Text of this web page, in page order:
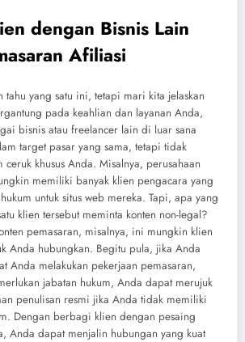
dengan Bisnis Lain
Afiliasi
yang satu ini, tetapi mari kita jelaskan
pada keahlian dan layanan Anda,
bisnis atau freelancer lain di luar sana
target pasar yang sama, tetapi tidak
khusus Anda. Misalnya, perusahaan
memiliki banyak klien pengacara yang
untuk situs web mereka. Tapi, apa yang
klien tersebut meminta konten non-legal?
pemasaran, misalnya, ini mungkin klien
Anda hubungkan. Begitu pula, jika Anda
Anda melakukan pekerjaan pemasaran,
jabatan hukum, Anda dapat merujuk
penulisan resmi jika Anda tidak memiliki
Dengan berbagi klien dengan pesaing
Anda dapat menjalin hubungan yang kuat